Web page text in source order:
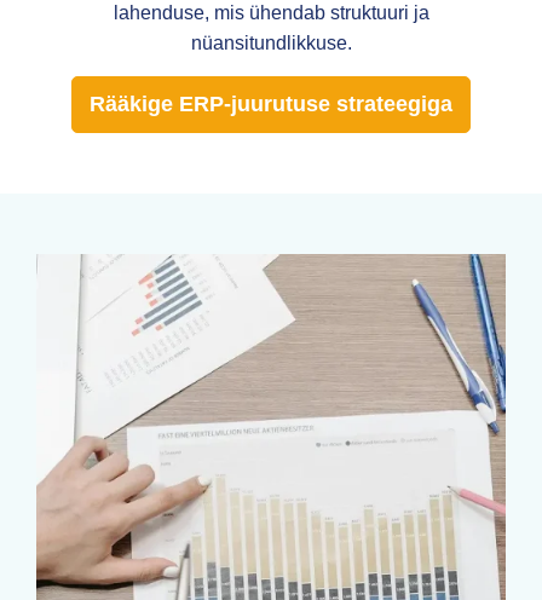
lahenduse, mis ühendab struktuuri ja
nüansitundlikkuse.
Rääkige ERP-juurutuse strateegiga